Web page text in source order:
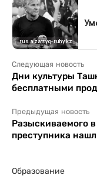
Следующая новость
Дни культуры
бесплатными
Предыдущая новость
Разыскиваемого
преступника
Образование